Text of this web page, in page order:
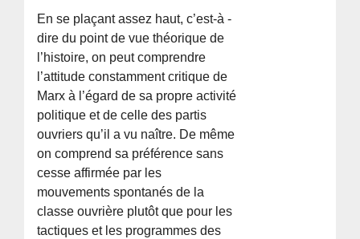
En se plaçant assez haut, c’est-à -
dire du point de vue théorique de
l’histoire, on peut comprendre
l’attitude constamment critique de
Marx à l’égard de sa propre activité
politique et de celle des partis
ouvriers qu’il a vu naître. De même
on comprend sa préférence sans
cesse affirmée par les
mouvements spontanés de la
classe ouvrière plutôt que pour les
tactiques et les programmes des